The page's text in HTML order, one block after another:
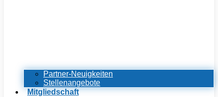
Partner-Neuigkeiten
Stellenangebote
Mitgliedschaft